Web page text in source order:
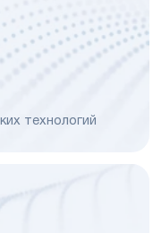
технологий